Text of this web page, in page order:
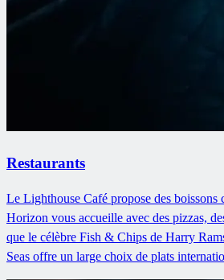
Restaurants
Le Lighthouse Café propose des boissons
Horizon vous accueille avec des pizzas,
que le célèbre Fish & Chips de Harry
Seas offre un large choix de plats